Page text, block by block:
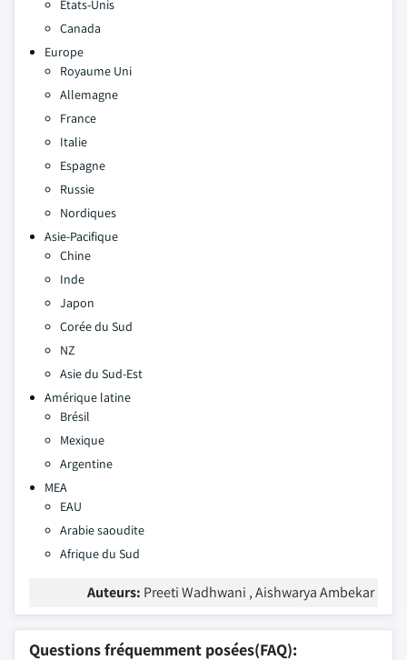
États-Unis
Canada
Europe
Royaume Uni
Allemagne
France
Italie
Espagne
Russie
Nordiques
Asie-Pacifique
Chine
Inde
Japon
Corée du Sud
NZ
Asie du Sud-Est
Amérique latine
Brésil
Mexique
Argentine
MEA
EAU
Arabie saoudite
Afrique du Sud
Auteurs: Preeti Wadhwani , Aishwarya Ambekar
Questions fréquemment posées(FAQ):